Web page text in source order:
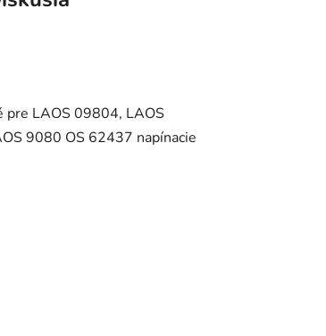
pre LAOS 09804, LAOS
9080 OS 62437 napínacie